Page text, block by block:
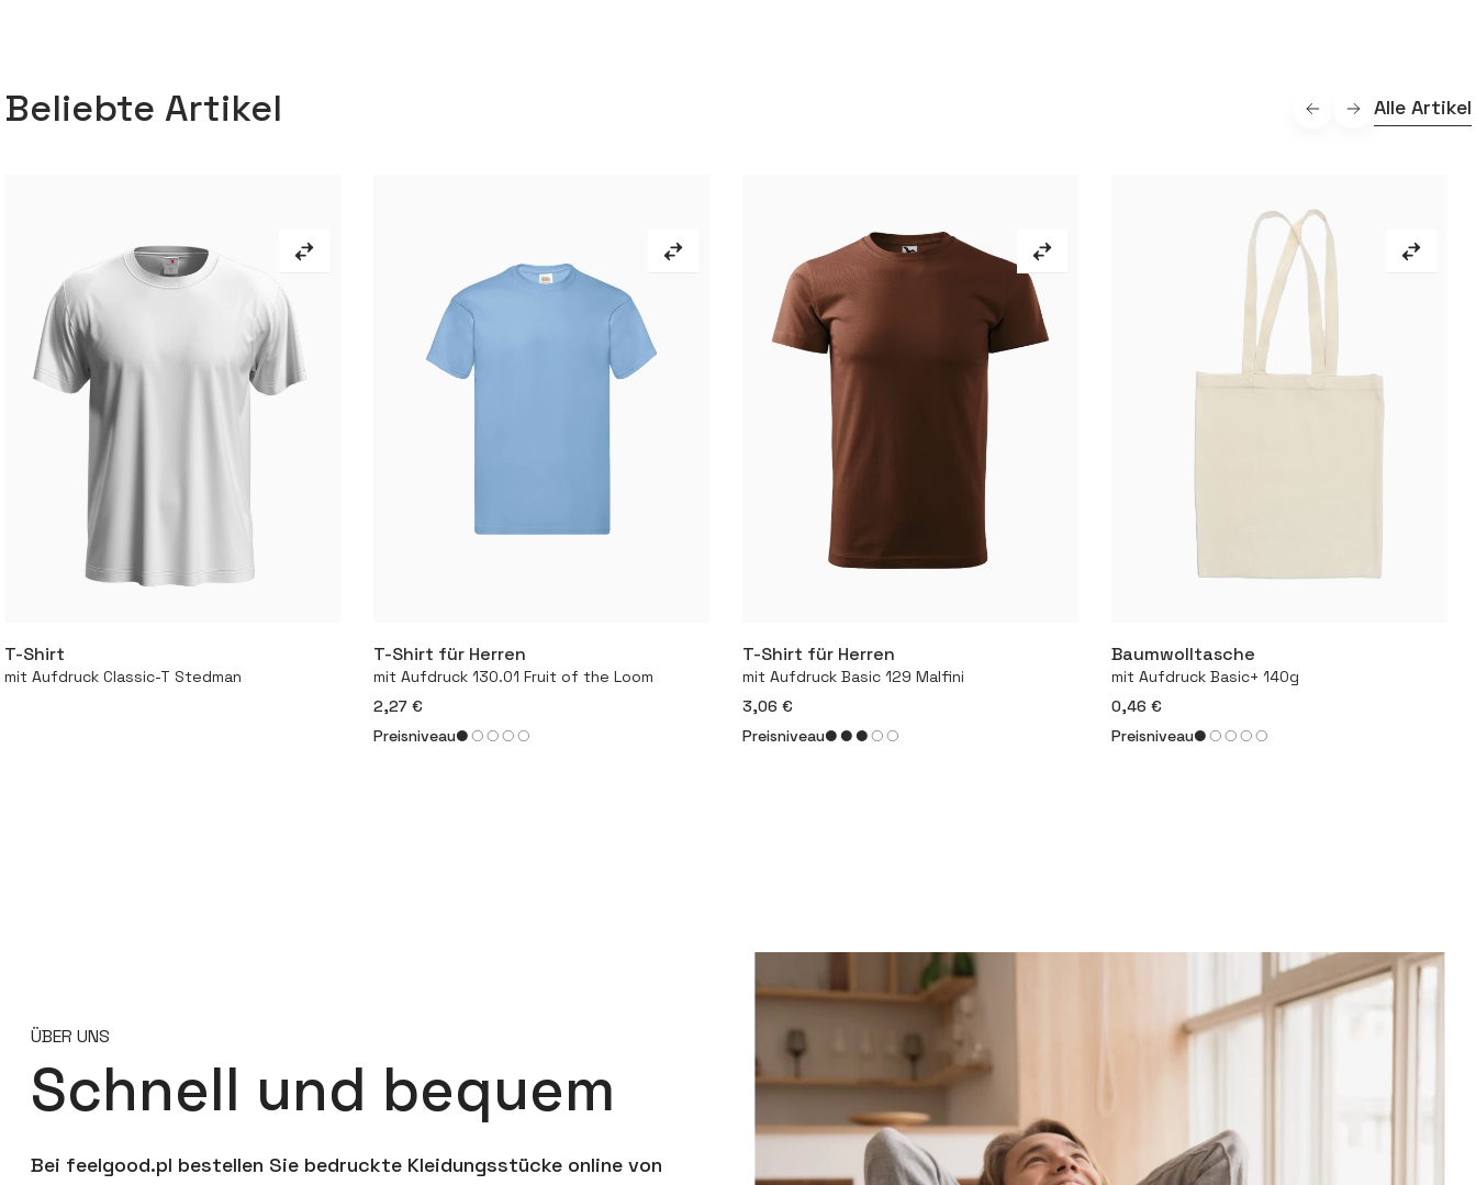
Beliebte Artikel Alle Artikel
T-Shirt
mit Aufdruck Classic-T Stedman
Mehr
T-Shirt für Herren
mit Aufdruck 130.01 Fruit of the Loom
2,27 €
Preisniveau
Mehr
T-Shirt für Herren
mit Aufdruck Basic 129 Malfini
3,06 €
Preisniveau
Baumwolltasche
mit Aufdruck Basic+ 140g
0,46 €
Preisniveau
ÜBER UNS
Schnell und bequem
Bei feelgood.pl bestellen Sie bedruckte Kleidungsstücke online von